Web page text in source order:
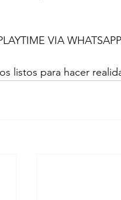
VIA
listos para hacer